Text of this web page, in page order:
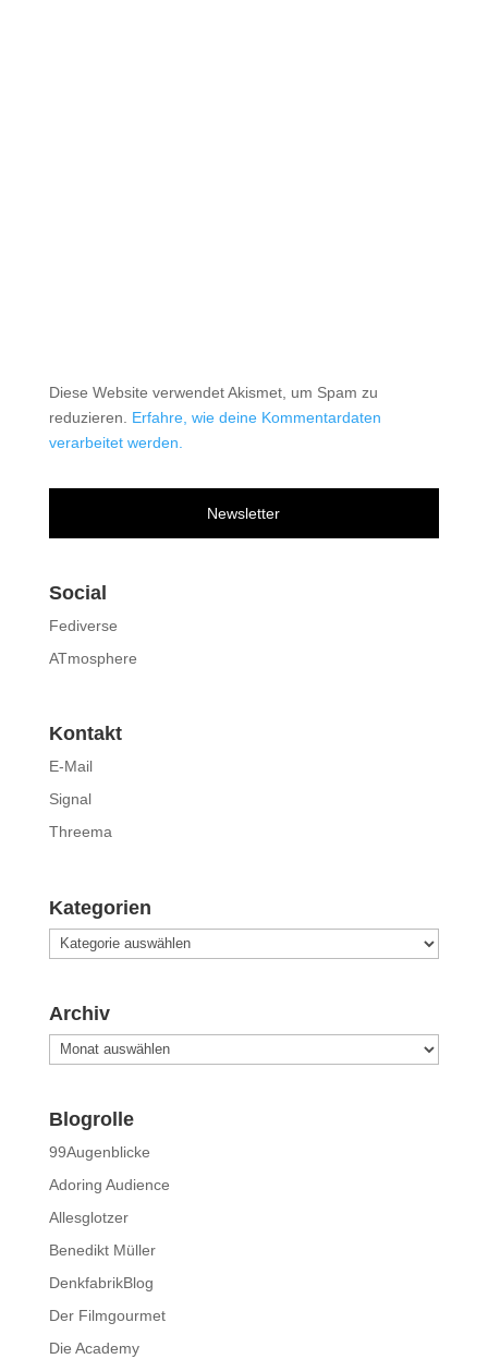
Diese Website verwendet Akismet, um Spam zu
reduzieren. Erfahre, wie deine Kommentardaten
verarbeitet werden.
Newsletter
Social
Fediverse
ATmosphere
Kontakt
E-Mail
Signal
Threema
Kategorien
Kategorien
Archiv
Archiv
Blogrolle
99Augenblicke
Adoring Audience
Allesglotzer
Benedikt Müller
DenkfabrikBlog
Der Filmgourmet
Die Academy